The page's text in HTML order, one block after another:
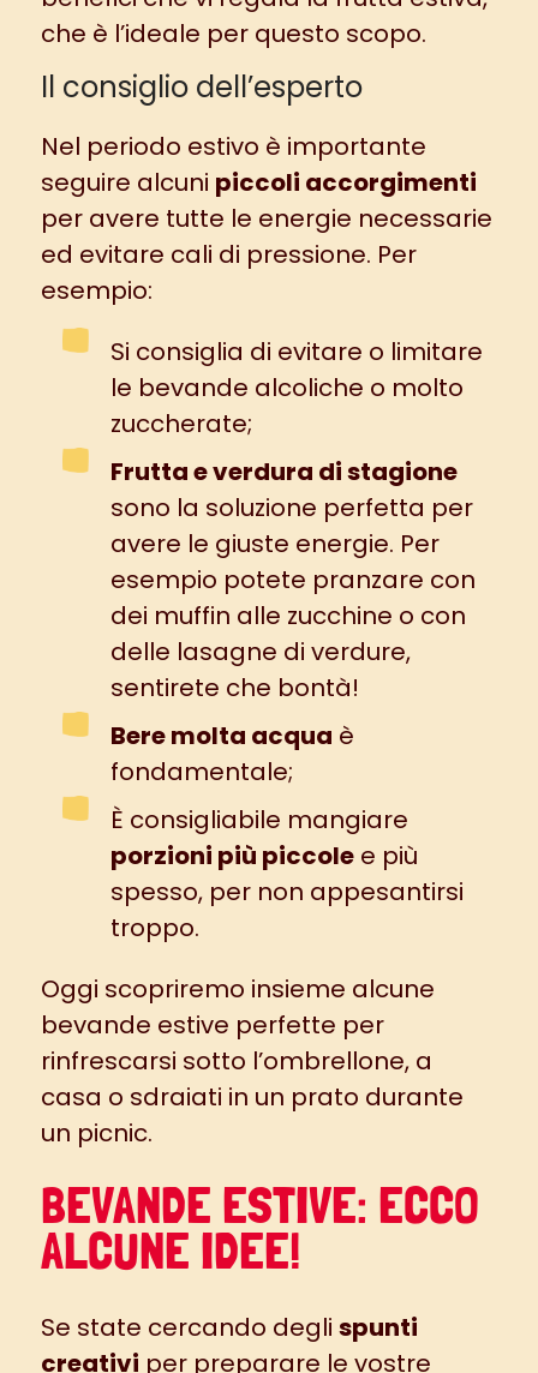
che è l’ideale per questo scopo.
Il consiglio dell’esperto
Nel periodo estivo è importante
seguire alcuni piccoli accorgimenti
per avere tutte le energie necessarie
ed evitare cali di pressione. Per
esempio:
Si consiglia di evitare o limitare
le bevande alcoliche o molto
zuccherate;
Frutta e verdura di stagione
sono la soluzione perfetta per
avere le giuste energie. Per
esempio potete pranzare con
dei muffin alle zucchine o con
delle lasagne di verdure,
sentirete che bontà!
Bere molta acqua è
fondamentale;
È consigliabile mangiare
porzioni più piccolee più
spesso, per non appesantirsi
troppo.
Oggi scopriremo insieme alcune
bevande estive perfette per
rinfrescarsi sotto l’ombrellone, a
casa o sdraiati in un prato durante
un picnic.
BEVANDE ESTIVE: ECCO
ALCUNE IDEE!
Se state cercando degli spunti
creativi per preparare le vostre